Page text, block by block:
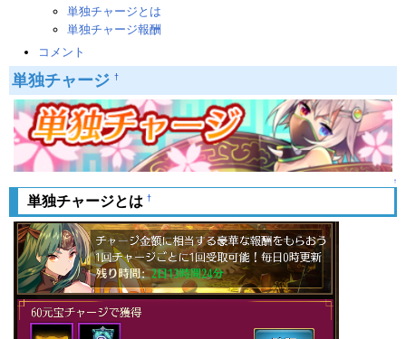
単独チャージとは
単独チャージ報酬
コメント
単独チャージ †
↑
単独チャージとは †